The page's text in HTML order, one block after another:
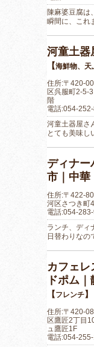
陳麻婆豆腐は
瞬間に、これ
河童土器
【海鮮物、天
住所:〒420-
区呉服町2-5-3
階
電話:054-
河童土器屋さ
とても美味し
ディナー
市｜中華
住所:〒422-
河区さつき町
電話:054-
ランチ、ディ
日替わりなの
カフェ
ドポム
【フレンチ】
住所:〒420-
区鷹匠2丁目
ュ鷹匠1F
電話:054-